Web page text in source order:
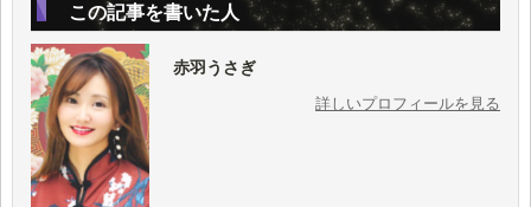
この記事を書いた人
赤羽うさぎ
詳しいプロフィールを見る